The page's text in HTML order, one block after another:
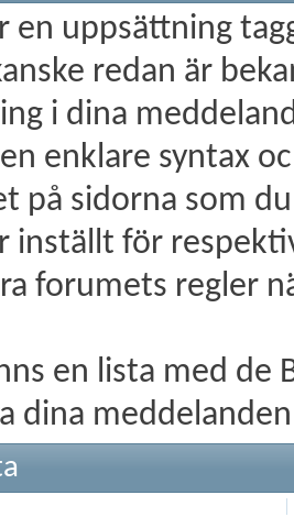
en uppsättning
redan är
i dina
enklare syntax
på sidorna som
inställt för
forumets regler
en lista med de
dina